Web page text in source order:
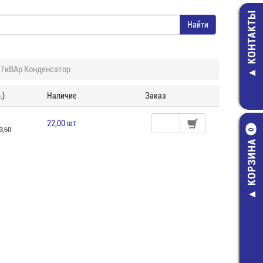
КОНТАКТЫ
КОРЗИНА
0
Конденсатор
Наличие Заказ
22,00 шт